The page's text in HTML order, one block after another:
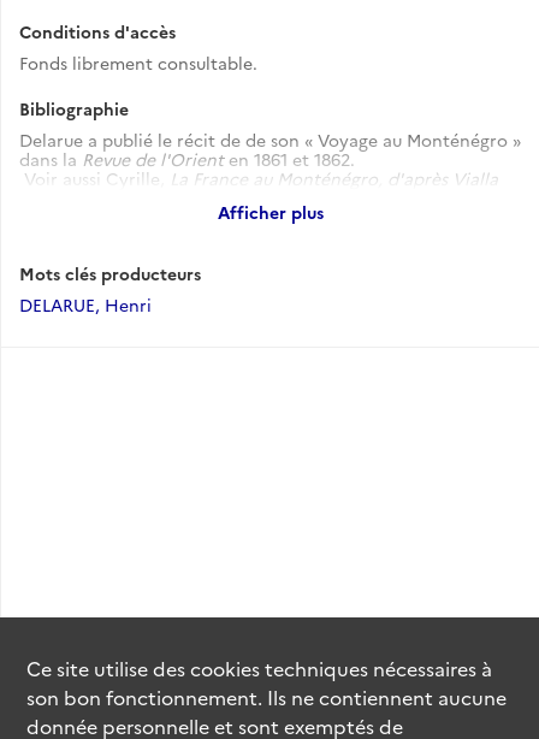
Conditions d'accès
Fonds librement consultable.
Bibliographie
Delarue a publié le récit de de son « Voyage au Monténégro »
dans la Revue de l'Orienten 1861 et 1862.
Voir aussi Cyrille, La France au Monténégro, d'après Vialla
Ernest Leroux, 1875, 139 p.Afficher plus
Mots clés producteurs
DELARUE, Henri
Ce site utilise descookiestechniques nécessaires à
son bon fonctionnement. Ils ne contiennent aucune
donnée personnelle et sont exemptés de